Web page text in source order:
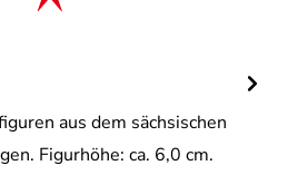
aus dem sächsischen
Figurhöhe: ca. 6,0 cm.